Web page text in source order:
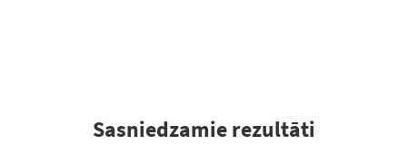
Sasniedzamie rezultāti